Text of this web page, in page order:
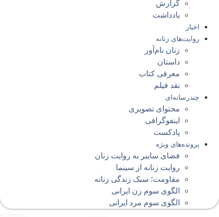
گزارش
یادداشت
اخبار
روایت‌های زنانه
زنان نام‌آور
داستان
معرفی کتاب
نقد فیلم
چندرسانه‌ای
محتوای تصویری
اینفوگرافی
پادکست
پرونده‌های ویژه
فضای سایبر به روایت زنان
روایت زنانه از سینما
مقاومت؛ سبک زندگی زنانه
الگوی سوم زن ایرانی
الگوی سوم مرد ایرانی